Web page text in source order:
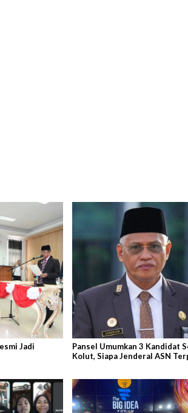
Jadi
Pansel Umumkan 3 Kandidat
Kolut, Siapa Jenderal ASN